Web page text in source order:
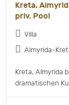
Kreta,
priv. Pool
Villa
Almyrida-
Kreta, Almyrida
dramatischen